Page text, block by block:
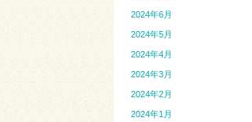
2024年6月
2024年5月
2024年4月
2024年3月
2024年2月
2024年1月